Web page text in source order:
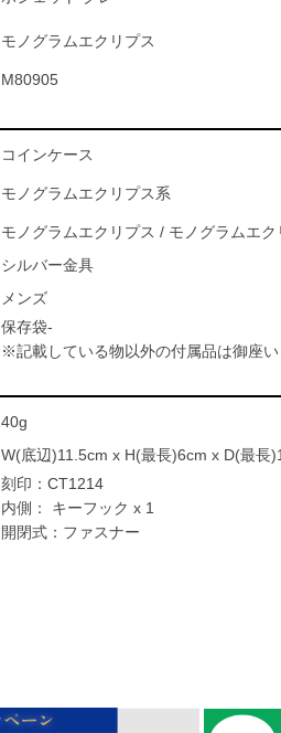
モノグラムエクリプス
M80905
コインケース
モノグラムエクリプス系
モノグラムエクリプス / モノグラムエ
シルバー金具
メンズ
保存袋-
※記載している物以外の付属品は御座い
40g
W(底辺)11.5cm x H(最長)6cm x D(最長
刻印：CT1214
内側： キーフック x 1
開閉式：ファスナー